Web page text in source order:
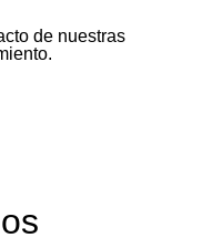
de nuestras